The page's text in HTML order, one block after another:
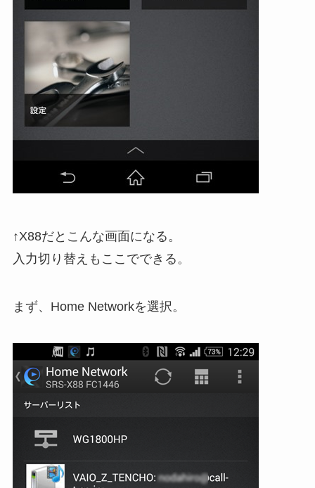
↑X88だとこんな画面になる。
入力切り替えもここでできる。
まず、Home Networkを選択。